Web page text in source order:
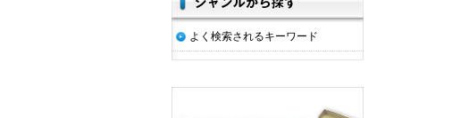
よく検索されるキーワード